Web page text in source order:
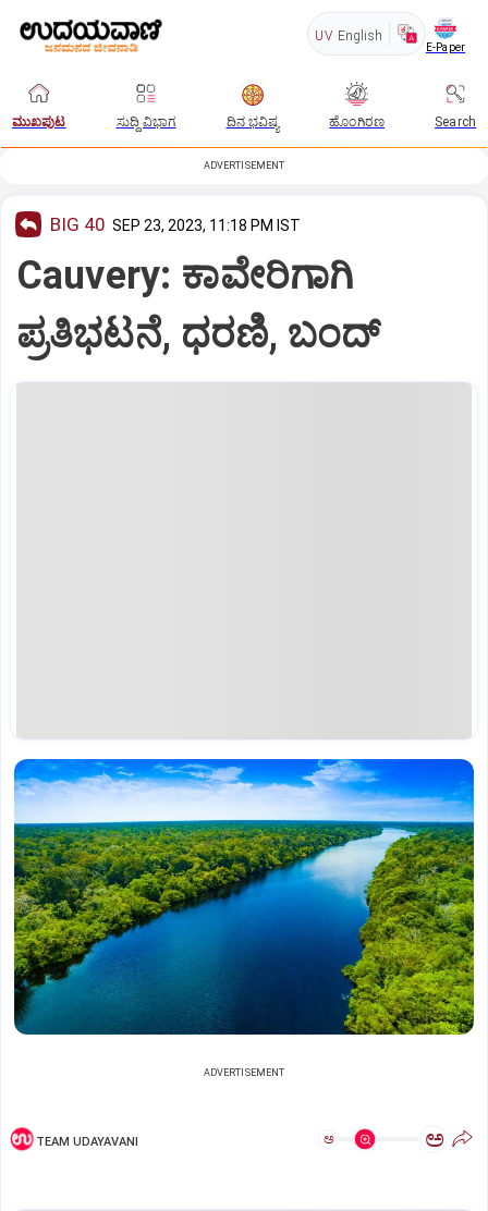
UV English
E-Paper
ಮುಖಪುಟ ಸುದ್ದಿ ವಿಭಾಗ ದಿನ ಭವಿಷ್ಯ ಹೊಂಗಿರಣ Search
ADVERTISEMENT
BIG 40 SEP 23, 2023, 11:18 PM IST
Cauvery: ಕಾವೇರಿಗಾಗಿ
ಪ್ರತಿಭಟನೆ, ಧರಣಿ, ಬಂದ್‌
ADVERTISEMENT
TEAM UDAYAVANI ಅ ಅ